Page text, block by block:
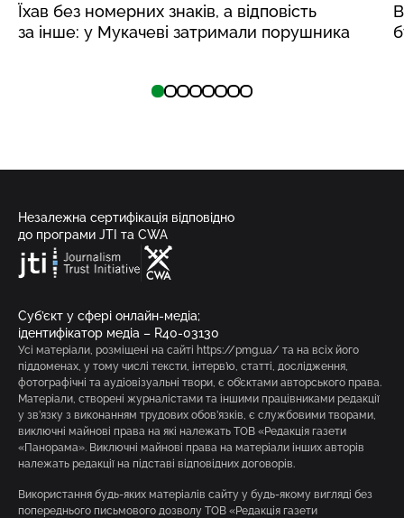
Їхав без номерних знаків, а відповість
за інше: у Мукачеві затримали порушника
Незалежна сертифікація відповідно
до програми JTI та CWA
Суб’єкт у сфері онлайн-медіа;
ідентифікатор медіа – R40-03130
Усі матеріали, розміщені на сайті https://pmg.ua/ та на всіх його
піддоменах, у тому числі тексти, інтерв’ю, статті, дослідження,
фотографічні та аудіовізуальні твори, є об’єктами авторського права.
Матеріали, створені журналістами та іншими працівниками редакції
у зв’язку з виконанням трудових обов’язків, є службовими творами,
виключні майнові права на які належать ТОВ «Редакція газети
«Панорама». Виключні майнові права на матеріали інших авторів
належать редакції на підставі відповідних договорів.
Використання будь-яких матеріалів сайту у будь-якому вигляді без
попереднього письмового дозволу ТОВ «Редакція газети